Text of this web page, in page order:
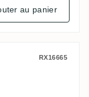
au panier
RX16665